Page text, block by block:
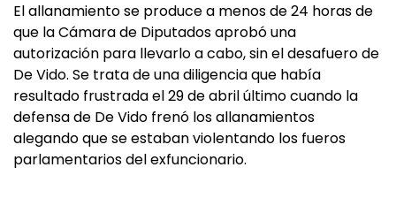
El allanamiento se produce a menos de 24 horas de
que la Cámara de Diputados aprobó una
autorización para llevarlo a cabo, sin el desafuero de
De Vido. Se trata de una diligencia que había
resultado frustrada el 29 de abril último cuando la
defensa de De Vido frenó los allanamientos
alegando que se estaban violentando los fueros
parlamentarios del exfuncionario.